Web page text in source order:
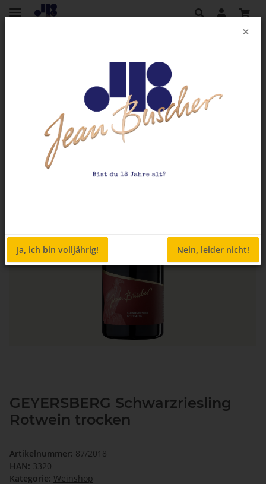
GEYERSBERG Schwarzriesling
Rotwein trocken
Artikelnummer: 87/2018
HAN: 3320
Kategorie: Weinshop
×
Ja, ich bin volljährig! Nein, leider nicht!